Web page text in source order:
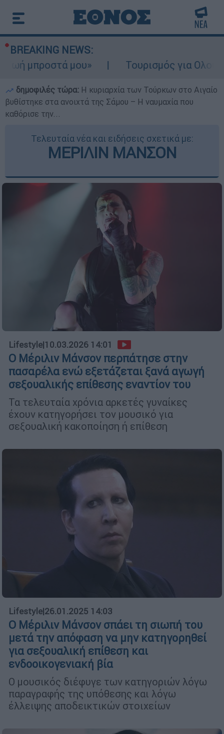
BREAKING NEWS:
μου»
Τουρισμός για Ολους 2026-
δημοφιλές τώρα: Η κυριαρχία των Τούρκων στο Αιγαίο
βυθίστηκε στα ανοιχτά της Σάμου – Η ναυμαχία που
καθόρισε την...
Τελευταία νέα και ειδήσεις σχετικά με:
ΜΕΡΙΛΙΝ ΜΑΝΣΟΝ
Lifestyle|10.03.2026 14:01
Ο Μέριλιν Μάνσον περπάτησε στην
πασαρέλα ενώ εξετάζεται ξανά αγωγή
σεξουαλικής επίθεσης εναντίον του
Τα τελευταία χρόνια αρκετές γυναίκες
έχουν κατηγορήσει τον μουσικό για
σεξουαλική κακοποίηση ή επίθεση
Lifestyle|26.01.2025 14:03
Ο Μέριλιν Μάνσον σπάει τη σιωπή του
μετά την απόφαση να μην κατηγορηθεί
για σεξουαλική επίθεση και
ενδοοικογενιακή βία
Ο μουσικός διέφυγε των κατηγοριών λόγω
παραγραφής της υπόθεσης και λόγω
έλλειψης αποδεικτικών στοιχείων